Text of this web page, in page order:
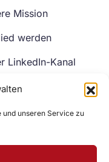
und unseren Service zu
Mission
werden
LinkedIn-Kanal
YouTube-Kanal